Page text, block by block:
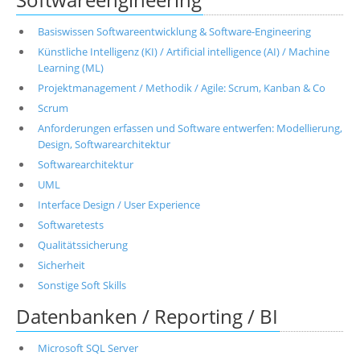
Basiswissen Softwareentwicklung & Software-Engineering
Künstliche Intelligenz (KI) / Artificial intelligence (AI) / Machine
Learning (ML)
Projektmanagement / Methodik / Agile: Scrum, Kanban & Co
Scrum
Anforderungen erfassen und Software entwerfen: Modellierung,
Design, Softwarearchitektur
Softwarearchitektur
UML
Interface Design / User Experience
Softwaretests
Qualitätssicherung
Sicherheit
Sonstige Soft Skills
Datenbanken / Reporting / BI
Microsoft SQL Server